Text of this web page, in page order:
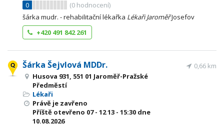
0
(0 hodnocení)
šárka mudr. - rehabilitační lékařka Lékaři JaroměřJosefov
+420 491 842 261
Šárka Šejvlová MDDr.
Husova 931, 551 01 Jaroměř-Pražské
Předměstí
Lékaři
Právě je zavřeno
Příště otevřeno 07 - 1213 - 15:30 dne
10.08.2026
0,66 km